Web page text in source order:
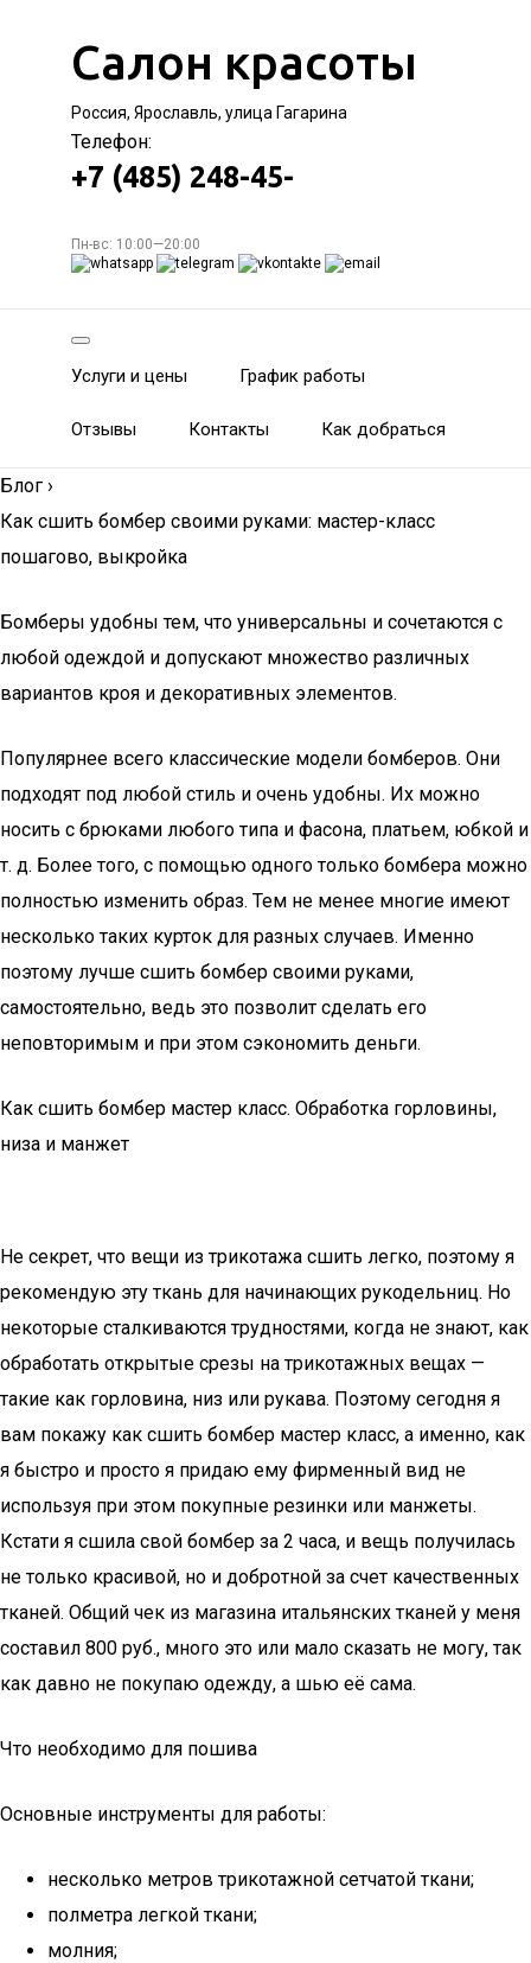
Салон красоты
Россия, Ярославль, улица Гагарина
Телефон:
+7 (485) 248-45-
Пн-вс: 10:00—20:00
Услуги и цены График работы
Отзывы Контакты Как добраться
Блог ›
Как сшить бомбер своими руками: мастер-класс
пошагово, выкройка
Бомберы удобны тем, что универсальны и сочетаются с
любой одеждой и допускают множество различных
вариантов кроя и декоративных элементов.
Популярнее всего классические модели бомберов. Они
подходят под любой стиль и очень удобны. Их можно
носить с брюками любого типа и фасона, платьем, юбкой и
т. д. Более того, с помощью одного только бомбера можно
полностью изменить образ. Тем не менее многие имеют
несколько таких курток для разных случаев. Именно
поэтому лучше сшить бомбер своими руками,
самостоятельно, ведь это позволит сделать его
неповторимым и при этом сэкономить деньги.
Как сшить бомбер мастер класс. Обработка горловины,
низа и манжет
Не секрет, что вещи из трикотажа сшить легко, поэтому я
рекомендую эту ткань для начинающих рукодельниц. Но
некоторые сталкиваются трудностями, когда не знают, как
обработать открытые срезы на трикотажных вещах —
такие как горловина, низ или рукава. Поэтому сегодня я
вам покажу как сшить бомбер мастер класс, а именно, как
я быстро и просто я придаю ему фирменный вид не
используя при этом покупные резинки или манжеты.
Кстати я сшила свой бомбер за 2 часа, и вещь получилась
не только красивой, но и добротной за счет качественных
тканей. Общий чек из магазина итальянских тканей у меня
составил 800 руб., много это или мало сказать не могу, так
как давно не покупаю одежду, а шью её сама.
Что необходимо для пошива
Основные инструменты для работы:
несколько метров трикотажной сетчатой ткани;
полметра легкой ткани;
молния;